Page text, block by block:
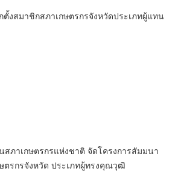
ตั้งสมาชิกสภาเกษตรกรจังหวัดประเภทผู้แทน
สภาเกษตรกรแห่งชาติ จัดโครงการสัมมนา
ตรกรจังหวัด ประเภทผู้ทรงคุณวุฒิ